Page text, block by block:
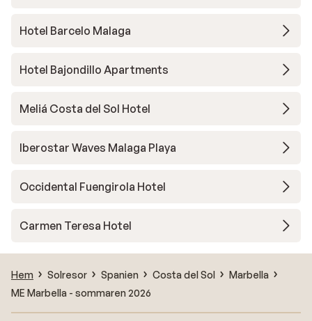
Hotel Barcelo Malaga
Hotel Bajondillo Apartments
Meliá Costa del Sol Hotel
Iberostar Waves Malaga Playa
Occidental Fuengirola Hotel
Carmen Teresa Hotel
Hem Solresor Spanien Costa del Sol
Marbella
ME Marbella - sommaren 2026